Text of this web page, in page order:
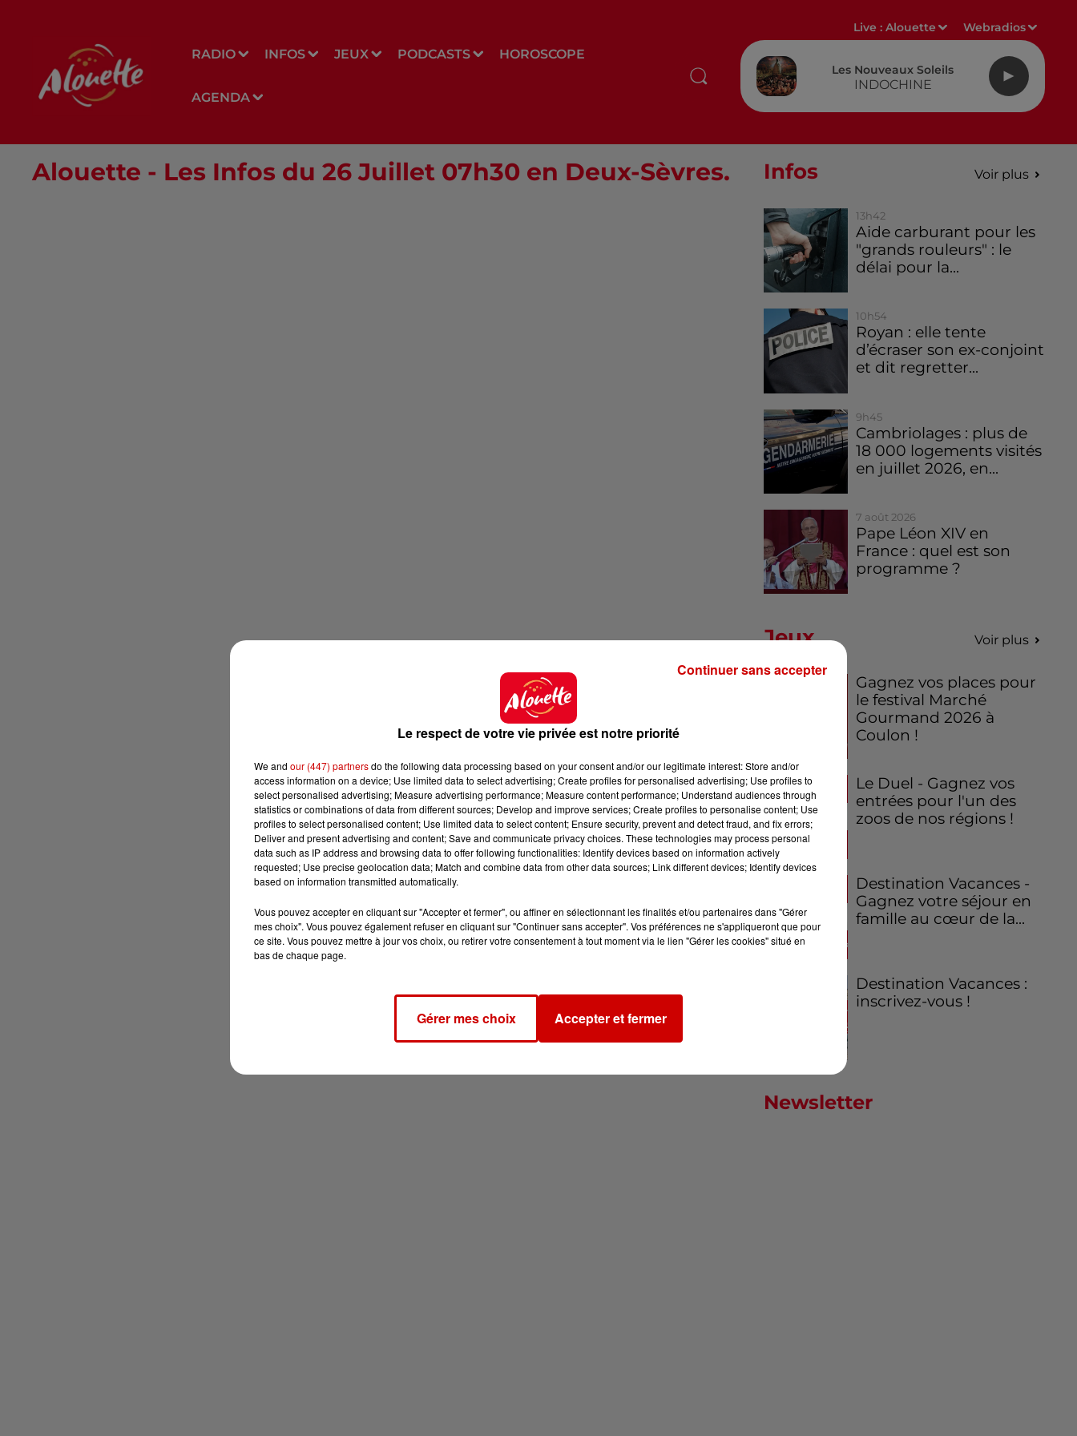
RADIO INFOS JEUX PODCASTS HOROSCOPE
AGENDA
Live :Alouette Webradios
Les Nouveaux Soleils
INDOCHINE
Alouette - Les Infos du 26 Juillet 07h30 en Deux-Sèvres. Infos Voir plus
13h42
Aide carburant pour les
"grands rouleurs" : le
délai pour la...
10h54
Royan : elle tente
d’écraser son ex-conjoint
et dit regretter...
9h45
Cambriolages : plus de
18 000 logements visités
en juillet 2026, en...
7 août 2026
Pape Léon XIV en
France : quel est son
programme ?
Jeux Voir plus
Gagnez vos places pour
le festival Marché
Gourmand 2026 à
Coulon !
Le Duel - Gagnez vos
entrées pour l'un des
zoos de nos régions !
Destination Vacances -
Gagnez votre séjour en
famille au cœur de la...
Destination Vacances :
inscrivez-vous !
Newsletter
Le respect de votre vie privée est notre priorité
We and our (447) partnersdo the following data processing based on your consent and/or our legitimate interest: Store and/or
access information on a device; Use limited data to select advertising; Create profiles for personalised advertising; Use profiles to
select personalised advertising; Measure advertising performance; Measure content performance; Understand audiences through
statistics or combinations of data from different sources; Develop and improve services; Create profiles to personalise content; Use
profiles to select personalised content; Use limited data to select content; Ensure security, prevent and detect fraud, and fix errors;
Deliver and present advertising and content; Save and communicate privacy choices. These technologies may process personal
data such as IP address and browsing data to offer following functionalities: Identify devices based on information actively
requested; Use precise geolocation data; Match and combine data from other data sources; Link different devices; Identify devices
based on information transmitted automatically.
Vous pouvez accepter en cliquant sur "Accepter et fermer", ou affiner en sélectionnant les finalités et/ou partenaires dans "Gérer
mes choix". Vous pouvez également refuser en cliquant sur "Continuer sans accepter". Vos préférences ne s'appliqueront que pour
ce site. Vous pouvez mettre à jour vos choix, ou retirer votre consentement à tout moment via le lien "Gérer les cookies" situé en
bas de chaque page.
Gérer mes choix Accepter et fermer
Continuer sans accepter